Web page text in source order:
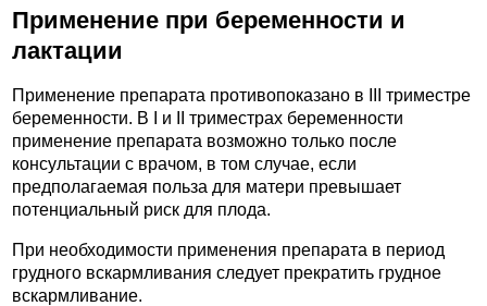
Применение при беременности и
лактации
Применение препарата противопоказано в III триместре
беременности. В I и II триместрах беременности
применение препарата возможно только после
консультации с врачом, в том случае, если
предполагаемая польза для матери превышает
потенциальный риск для плода.
При необходимости применения препарата в период
грудного вскармливания следует прекратить грудное
вскармливание.